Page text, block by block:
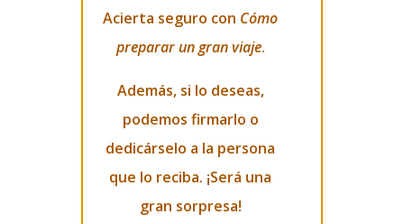
Acierta seguro con Cómo
preparar un gran viaje.
Además, si lo deseas,
podemos firmarlo o
dedicárselo a la persona
que lo reciba. ¡Será una
gran sorpresa!